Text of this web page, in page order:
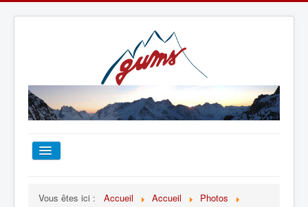
Vous êtes ici : Accueil Accueil
Photos